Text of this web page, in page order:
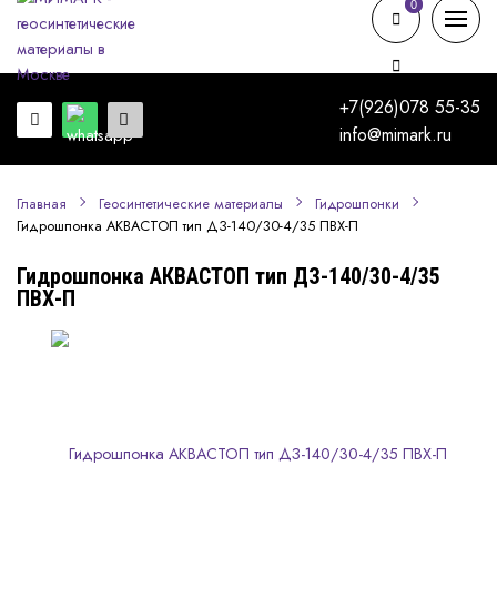
+7(926)078 55-35
info@mimark.ru
0
0
Главная Геосинтетические материалы Гидрошпонки
Гидрошпонка АКВАСТОП тип ДЗ-140/30-4/35 ПВХ-П
Гидрошпонка АКВАСТОП тип ДЗ-140/30-4/35
ПВХ-П